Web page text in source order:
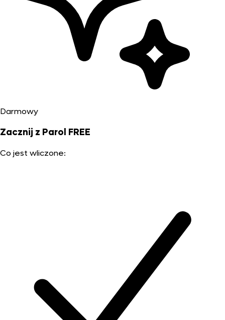
Darmowy
Zacznij z Parol FREE
Co jest wliczone: